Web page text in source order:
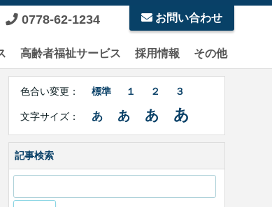
0778-62-1234 お問い合わせ
高齢者福祉サービス 採用情報 その他
Right
Side
色
合
変
色合い変更： 標準 １ ２ ３
文字サイズ： あ あ あ あ
記事検索